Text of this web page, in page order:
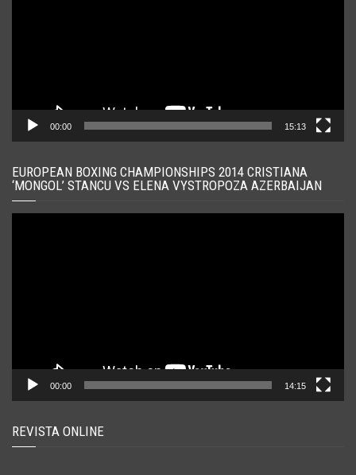
00:00 15:13
EUROPEAN BOXING CHAMPIONSHIPS 2014 CRISTIANA
‘MONGOL’ STANCU VS ELENA VYSTROPOZA AZERBAIJAN
00:00 14:15
REVISTA ONLINE